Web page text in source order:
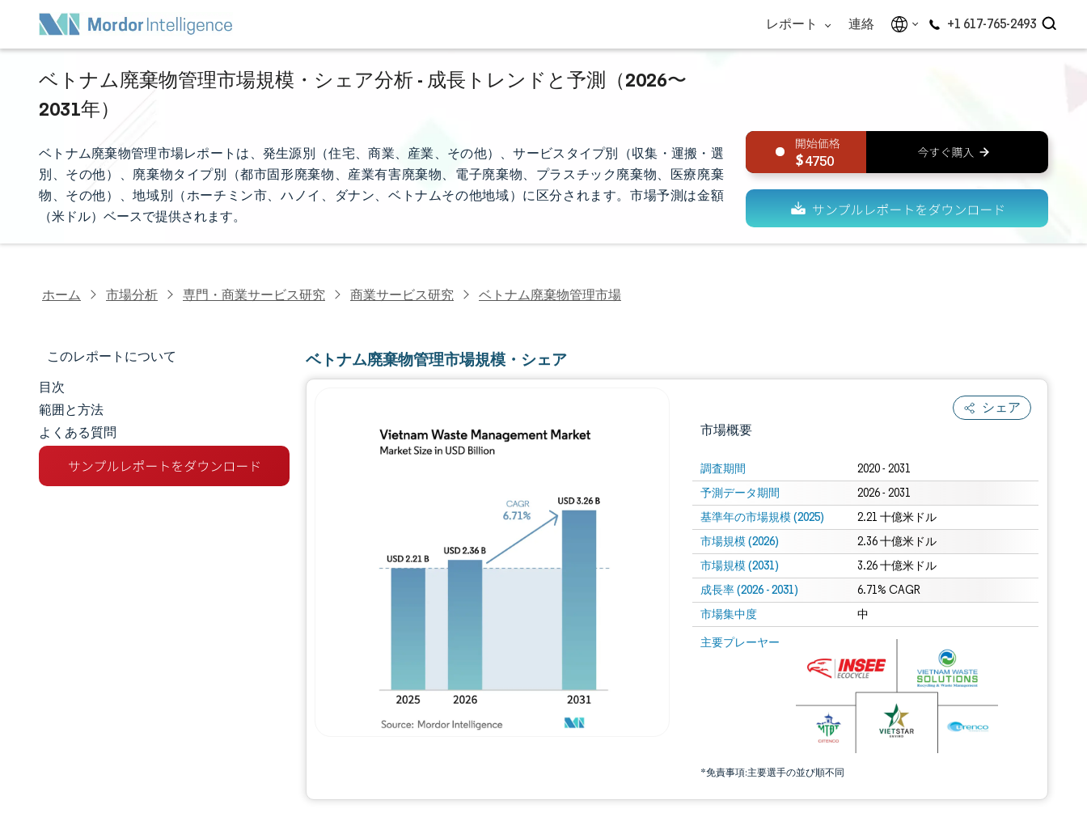
レポート 連絡 +1 617-765-2493
ベトナム廃棄物管理市場規模・シェア分析 - 成長トレンドと予測（2026〜
2031年）
ベトナム廃棄物管理市場レポートは、発生源別（住宅、商業、産業、その他）、サービスタイプ別（収集・運搬・選
別、その他）、廃棄物タイプ別（都市固形廃棄物、産業有害廃棄物、電子廃棄物、プラスチック廃棄物、医療廃棄
物、その他）、地域別（ホーチミン市、ハノイ、ダナン、ベトナムその他地域）に区分されます。市場予測は金額
（米ドル）ベースで提供されます。
4750
ホーム 市場分析 専門・商業サービス研究 商業サービス研究 ベトナム廃棄物管理市場
このレポートについて
市場規模とシェア
市場分析
トレンドとインサイト
目次
範囲と方法
よくある質問
ベトナム廃棄物管理市場規模・シェア
シェア
市場概要
調査期間 2020 - 2031
予測データ期間 2026 - 2031
基準年の市場規模 (2025) 2.21 十億米ドル
市場規模 (2026) 2.36 十億米ドル
市場規模 (2031) 3.26 十億米ドル
成長率 (2026 - 2031) 6.71% CAGR
市場集中度 中
主要プレーヤー
*免責事項:主要選手の並び順不同
画像 © Mordor Intelligence。再利用にはCC BY 4.0の表示が必要です。
画像 © Mordor Intelligence。再利用にはCC BY 4.0の表示が必要です。